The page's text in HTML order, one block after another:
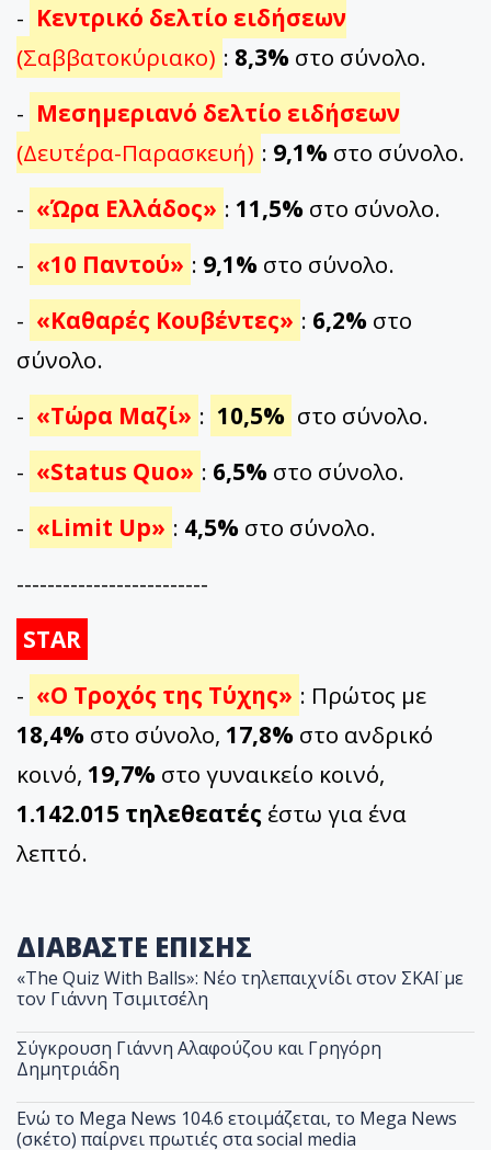
- Κεντρικό δελτίο ειδήσεων
(Σαββατοκύριακο) : 8,3% στο σύνολο.
- Μεσημεριανό δελτίο ειδήσεων
(Δευτέρα-Παρασκευή) : 9,1% στο σύνολο.
- «Ώρα Ελλάδος» : 11,5% στο σύνολο.
- «10 Παντού» : 9,1% στο σύνολο.
- «Καθαρές Κουβέντες» : 6,2% στο
σύνολο.
- «Τώρα Μαζί» : 10,5% στο σύνολο.
- «Status Quo» : 6,5% στο σύνολο.
- «Limit Up» : 4,5% στο σύνολο.
-------------------------
STAR
- «Ο Τροχός της Τύχης» : Πρώτος με
18,4% στο σύνολο, 17,8% στο ανδρικό
κοινό, 19,7% στο γυναικείο κοινό,
1.142.015 τηλεθεατές έστω για ένα
λεπτό.
ΔΙΑΒΑΣΤΕ ΕΠΙΣΗΣ
«The Quiz With Balls»: Νέο τηλεπαιχνίδι στον ΣΚΑΪ με
τον Γιάννη Τσιμιτσέλη
Σύγκρουση Γιάννη Αλαφούζου και Γρηγόρη
Δημητριάδη
Ενώ το Mega News 104.6 ετοιμάζεται, το Mega News
(σκέτο) παίρνει πρωτιές στα social media